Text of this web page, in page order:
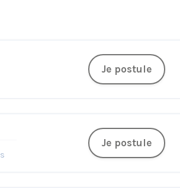
Je postule
Je postule